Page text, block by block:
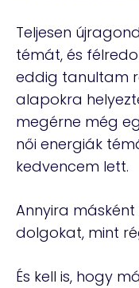
Teljesen
témát, és
eddig tanultam
alapokra
megérne még
női energiák
kedvencem lett.
Annyira
dolgokat, mint
És kell is, hogy